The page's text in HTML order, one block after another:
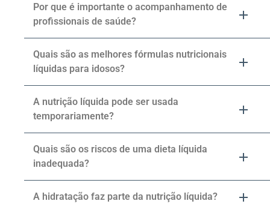
Por que é importante o acompanhamento de
profissionais de saúde?
Quais são as melhores fórmulas nutricionais
líquidas para idosos?
A nutrição líquida pode ser usada
temporariamente?
Quais são os riscos de uma dieta líquida
inadequada?
A hidratação faz parte da nutrição líquida?